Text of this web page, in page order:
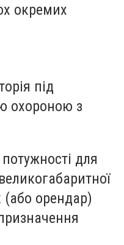
окремих
під
охороною з
для
(або орендар)